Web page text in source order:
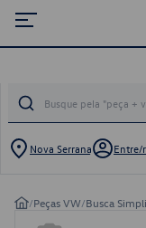
Nova Serrana Entre/
/Peças VW/Busca